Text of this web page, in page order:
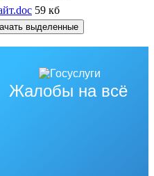
59 кб
выделенные
Жалобы на всё